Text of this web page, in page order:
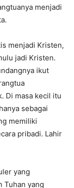
menjadi
menjadi Kristen,
jadi Kristen.
ikut
Di masa kecil itu
sebagai
memiliki
pribadi. Lahir
yang
Tuhan yang